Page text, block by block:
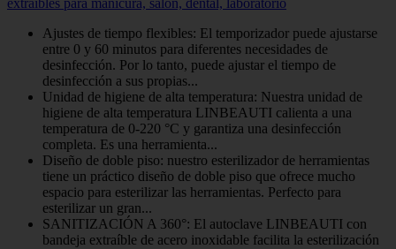
extraíbles para manicura, salón, dental, laboratorio
Ajustes de tiempo flexibles: El temporizador puede ajustarse
entre 0 y 60 minutos para diferentes necesidades de
desinfección. Por lo tanto, puede ajustar el tiempo de
desinfección a sus propias...
Unidad de higiene de alta temperatura: Nuestra unidad de
higiene de alta temperatura LINBEAUTI calienta a una
temperatura de 0-220 °C y garantiza una desinfección
completa. Es una herramienta...
Diseño de doble piso: nuestro esterilizador de herramientas
tiene un práctico diseño de doble piso que ofrece mucho
espacio para esterilizar las herramientas. Perfecto para
esterilizar un gran...
SANITIZACIÓN A 360°: El autoclave LINBEAUTI con
bandeja extraíble de acero inoxidable facilita la esterilización